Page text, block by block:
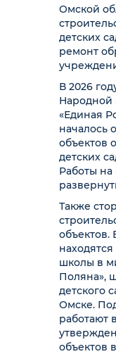
Омской
детских
ремонт
В 2026
Народной
«Единая
началось
объектов
детских
Работы на
Также
объектов.
школы в
Поляна»,
детского
Омске.
работают
объектов